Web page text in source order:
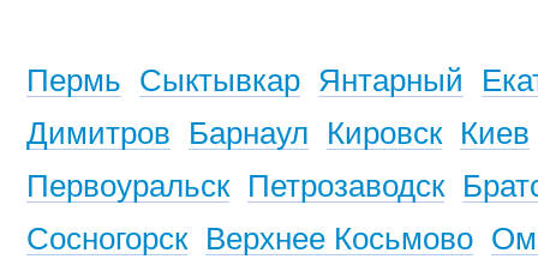
Пермь Сыктывкар Янтарный
Димитров Барнаул Кировск Киев
Первоуральск Петрозаводск
Сосногорск Верхнее Косьмово